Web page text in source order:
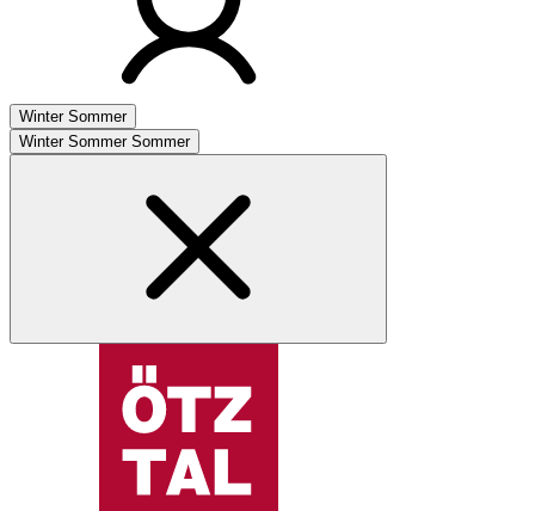
Winter Sommer
Winter Sommer Sommer